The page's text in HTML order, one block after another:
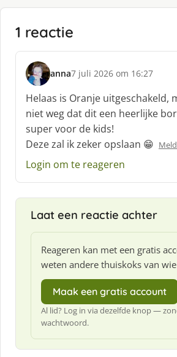
1 reactie
anna
s
c
h
r
e
e
:
7 juli 2026 om 16:27
Helaas is Oranje uitgeschakeld,
niet weg dat dit een heerlijke
super voor de kids!
Deze zal ik zeker opslaan 😁
Login om te reageren
Laat een reactie achter
Reageren kan met een gratis
weten andere thuiskoks van
Maak een gratis account
Al lid? Log in via dezelfde knop —
wachtwoord.